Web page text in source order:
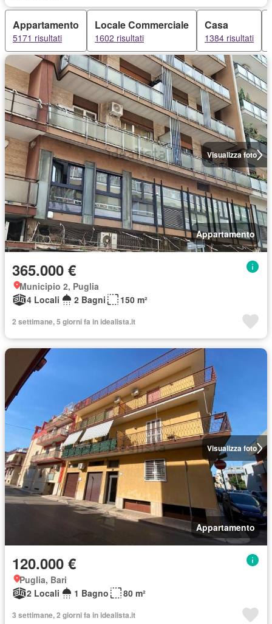
Appartamento
5171 risultati
Locale Commerciale
1602 risultati
Casa
1384 risultati
Visualizza foto
Appartamento
365.000 €
Municipio 2, Puglia
4 Locali
2 Bagni 150 m²
2 settimane, 5 giorni fa in idealista.it
Visualizza foto
Appartamento
120.000 €
Puglia, Bari
2 Locali
1 Bagno 80 m²
3 settimane, 2 giorni fa in idealista.it